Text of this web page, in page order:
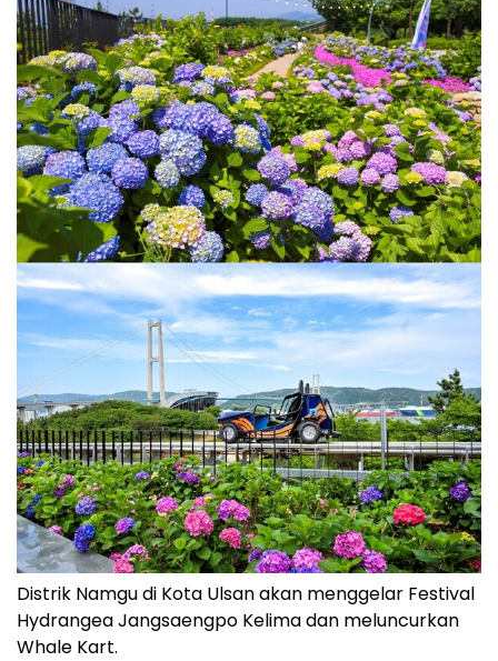
Distrik Namgu di Kota Ulsan akan menggelar Festival
Hydrangea Jangsaengpo Kelima dan meluncurkan
Whale Kart.